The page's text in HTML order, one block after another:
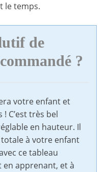
le temps.
de
?
votre enfant et
C’est très bel
en hauteur. Il
à votre enfant
ce tableau
en apprenant, et à